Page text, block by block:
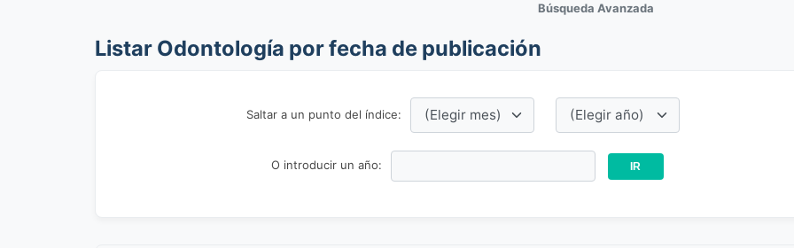
Búsqueda Avanzada
Listar Odontología por fecha de publicación
Saltar a un punto del índice:
O introducir un año: